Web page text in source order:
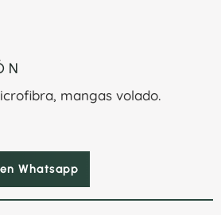
mangas volado.
Whatsapp